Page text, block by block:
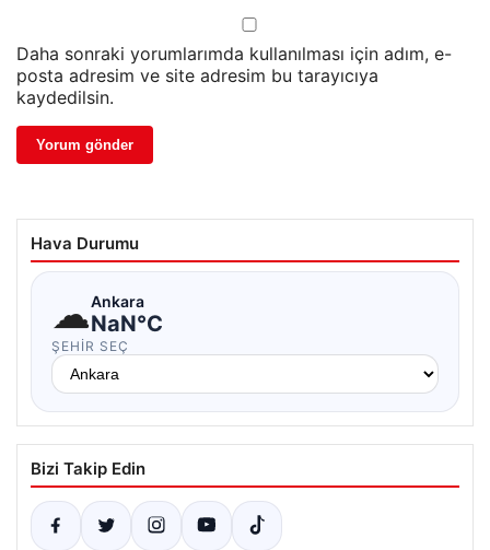
Daha sonraki yorumlarımda kullanılması için adım, e-
posta adresim ve site adresim bu tarayıcıya
kaydedilsin.
Hava Durumu
☁Ankara
NaN°C
ŞEHIR SEÇ
Bizi Takip Edin